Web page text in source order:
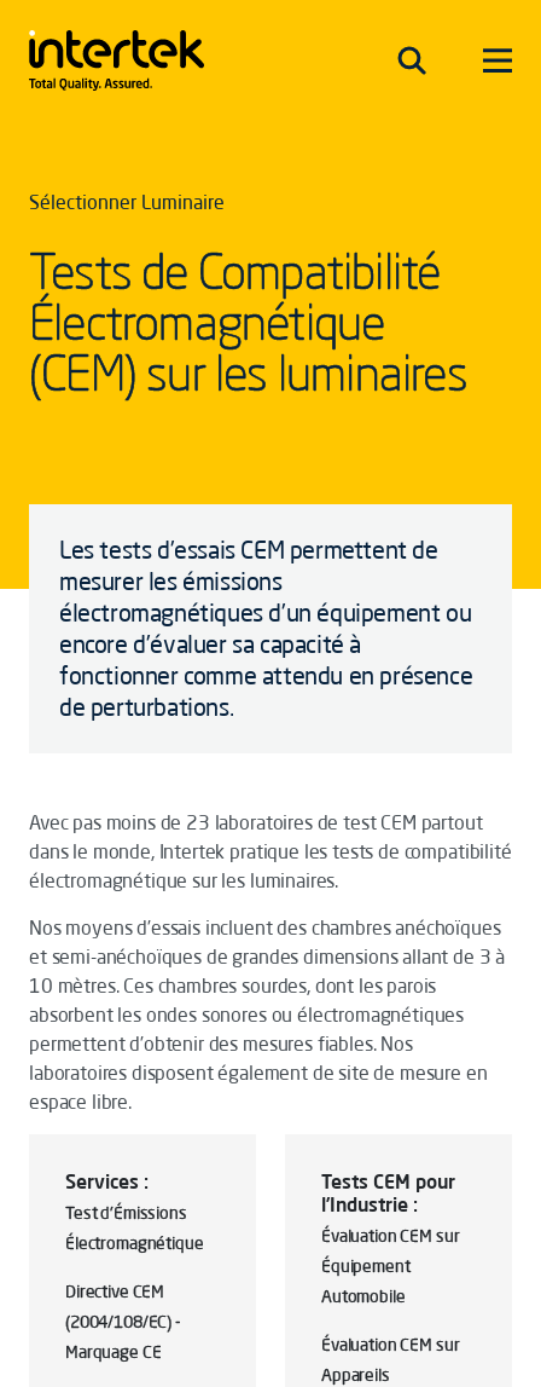
Sélectionner Luminaire
Tests de Compatibilité
Électromagnétique
(CEM) sur les luminaires
Les tests d’essais CEM permettent de
mesurer les émissions
électromagnétiques d’un équipement ou
encore d’évaluer sa capacité à
fonctionner comme attendu en présence
de perturbations.
Avec pas moins de 23 laboratoires de test CEM partout
dans le monde, Intertek pratique les tests de compatibilité
électromagnétique sur les luminaires.
Nos moyens d’essais incluent des chambres anéchoïques
et semi-anéchoïques de grandes dimensions allant de 3 à
10 mètres. Ces chambres sourdes, dont les parois
absorbent les ondes sonores ou électromagnétiques
permettent d’obtenir des mesures fiables. Nos
laboratoires disposent également de site de mesure en
espace libre.
Services :
Test d'Émissions
Électromagnétique
Directive CEM
(2004/108/EC) -
Marquage CE
Tests CEM pour
l’Industrie :
Évaluation CEM sur
Équipement
Automobile
Évaluation CEM sur
Appareils